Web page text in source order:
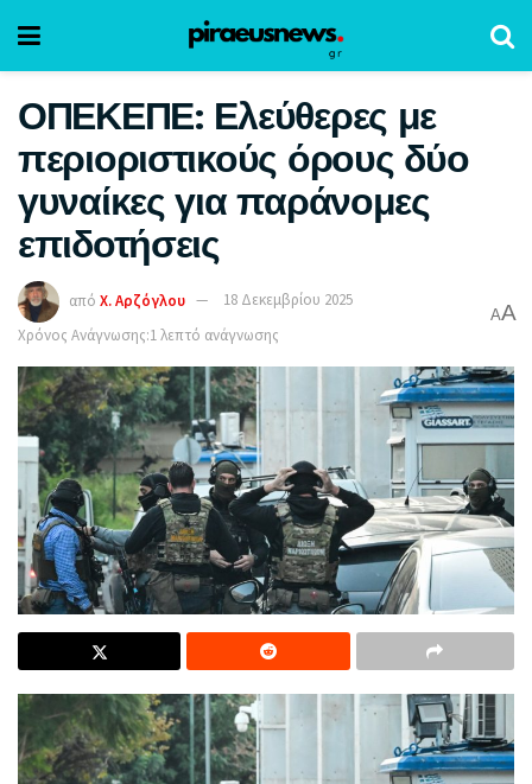
ΟΠΕΚΕΠΕ: Ελεύθερες με
περιοριστικούς όρους δύο
γυναίκες για παράνομες
επιδοτήσεις
από Χ. Αρζόγλου
18 Δεκεμβρίου 2025
Χρόνος Ανάγνωσης:1 λεπτό ανάγνωσης
AA